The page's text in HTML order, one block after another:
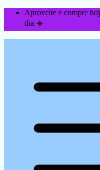
Aproveite e compre
dia ☀️